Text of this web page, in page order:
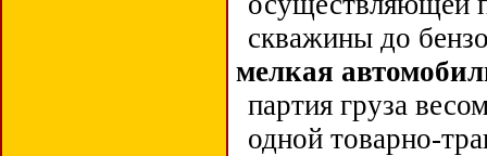
скважины до
мелкая
партия груза
одной товарно-